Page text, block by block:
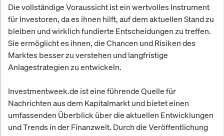
Die vollständige Voraussicht ist ein wertvolles Instrument
für Investoren, da es ihnen hilft, auf dem aktuellen Stand zu
bleiben und wirklich fundierte Entscheidungen zu treffen.
Sie ermöglicht es ihnen, die Chancen und Risiken des
Marktes besser zu verstehen und langfristige
Anlagestrategien zu entwickeln.
Investmentweek.de ist eine führende Quelle für
Nachrichten aus dem Kapitalmarkt und bietet einen
umfassenden Überblick über die aktuellen Entwicklungen
und Trends in der Finanzwelt. Durch die Veröffentlichung